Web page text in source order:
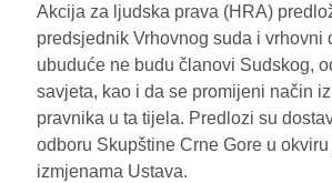
Akcija za ljudska prava (HRA)
predsjednik Vrhovnog suda i vrhovni
ubuduće ne budu članovi Sudskog,
savjeta, kao i da se promijeni način
pravnika u ta tijela. Predlozi su
odboru Skupštine Crne Gore u
izmjenama Ustava.